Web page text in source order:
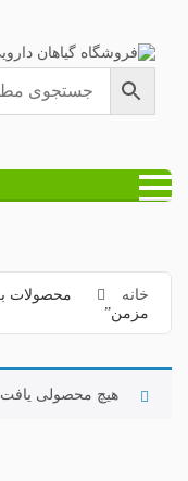
خانه
محصولات
مزمن”
هیچ محصولی